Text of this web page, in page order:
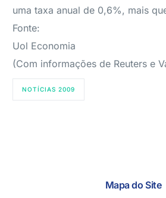
uma taxa anual de 0,6%, mais
Fonte:
Uol Economia
(Com informações de Reuters e
NOTÍCIAS 2009
Mapa do Site